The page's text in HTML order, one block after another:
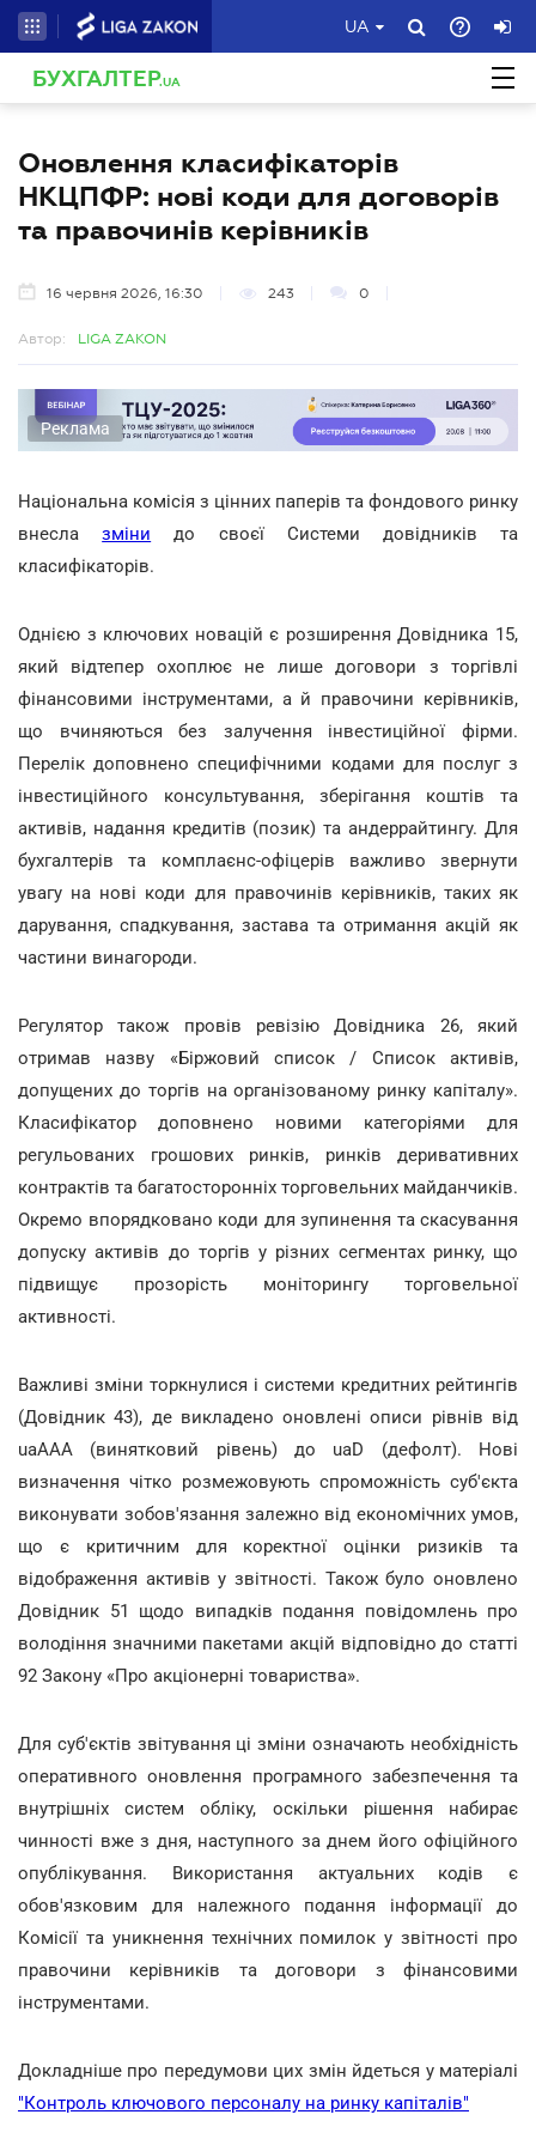
UA
БУХГАЛТЕР.UA
Оновлення класифікаторів
НКЦПФР: нові коди для договорів
та правочинів керівників
16 червня 2026, 16:30 243 0
Автор: LIGA ZAKON
Реклама
Національна комісія з цінних паперів та фондового ринку
внеслазміни до своєї Системи довідників та
класифікаторів.
Однією з ключових новацій є розширення Довідника 15,
який відтепер охоплює не лише договори з торгівлі
фінансовими інструментами, а й правочини керівників,
що вчиняються без залучення інвестиційної фірми.
Перелік доповнено специфічними кодами для послуг з
інвестиційного консультування, зберігання коштів та
активів, надання кредитів (позик) та андеррайтингу. Для
бухгалтерів та комплаєнс-офіцерів важливо звернути
увагу на нові коди для правочинів керівників, таких як
дарування, спадкування, застава та отримання акцій як
частини винагороди.
Регулятор також провів ревізію Довідника 26, який
отримав назву «Біржовий список / Список активів,
допущених до торгів на організованому ринку капіталу».
Класифікатор доповнено новими категоріями для
регульованих грошових ринків, ринків деривативних
контрактів та багатосторонніх торговельних майданчиків.
Окремо впорядковано коди для зупинення та скасування
допуску активів до торгів у різних сегментах ринку, що
підвищує прозорість моніторингу торговельної
активності.
Важливі зміни торкнулися і системи кредитних рейтингів
(Довідник 43), де викладено оновлені описи рівнів від
uaAAA (винятковий рівень) до uaD (дефолт). Нові
визначення чітко розмежовують спроможність суб'єкта
виконувати зобов'язання залежно від економічних умов,
що є критичним для коректної оцінки ризиків та
відображення активів у звітності. Також було оновлено
Довідник 51 щодо випадків подання повідомлень про
володіння значними пакетами акцій відповідно до статті
92 Закону «Про акціонерні товариства».
Для суб'єктів звітування ці зміни означають необхідність
оперативного оновлення програмного забезпечення та
внутрішніх систем обліку, оскільки рішення набирає
чинності вже з дня, наступного за днем його офіційного
опублікування. Використання актуальних кодів є
обов'язковим для належного подання інформації до
Комісії та уникнення технічних помилок у звітності про
правочини керівників та договори з фінансовими
інструментами.
Докладніше про передумови цих змін йдеться у матеріалі
"Контроль ключового персоналу на ринку капіталів"